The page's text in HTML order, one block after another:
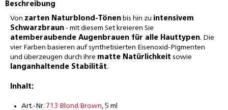
Beschreibung
Von zarten Naturblond-Tönen bis hin zu intensivem
Schwarzbraun - mit diesem Set kreieren Sie
atemberaubende Augenbrauen für alle Hauttypen. Die
vier Farben basieren auf synthetisierten Eisenoxid-Pigmenten
und überzeugen durch ihre matte Natürlichkeit sowie
langanhaltende Stabilität.
Inhalt:
Art.-Nr. 713 Blond Brown, 5 ml